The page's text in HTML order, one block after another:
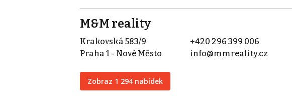
M&M reality
Krakovská 583/9
Praha 1 - Nové Město
Zobraz 1 294 nabídek
+420 296 399 006
info@mmreality.cz